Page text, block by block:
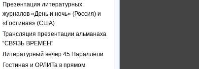
Презентация литературных
журналов «День и ночь» (Россия) и
«Гостиная» (США)
Трансляция презентации альманаха
“СВЯЗЬ ВРЕМЕН”
Литературный вечер 45 Параллели
Гостиная и ОРЛИТа в прямом